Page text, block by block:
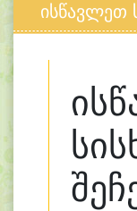
ისწავლეთ